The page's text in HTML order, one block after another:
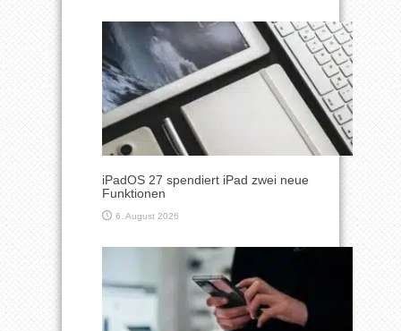
iPadOS 27 spendiert iPad zwei neue
Funktionen
6. August 2026